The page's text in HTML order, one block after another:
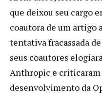
que deixou seu cargo
coautora de um artigo
tentativa fracassada
seus coautores
Anthropic e criticaram
desenvolvimento da